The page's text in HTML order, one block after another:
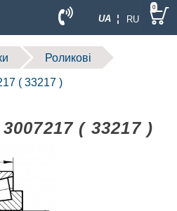
UA ¦ RU
0
Роликові
( 33217 )
( 33217 )